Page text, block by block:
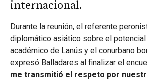
internacional.
Durante la reunión, el referente
diplomático asiático sobre el
académico de Lanús y el conurbano
expresó Balladares al finalizar el
me transmitió el respeto por